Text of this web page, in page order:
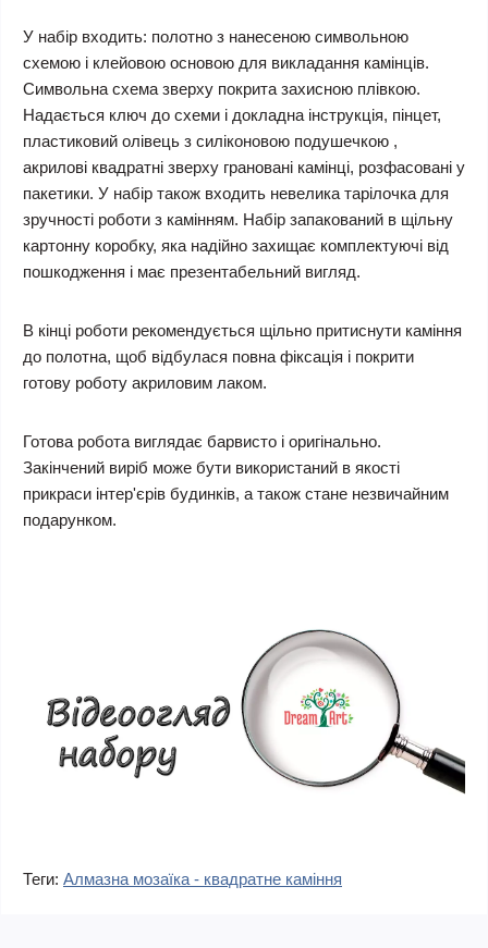
У набір входить: полотно з нанесеною символьною
схемою і клейовою основою для викладання камінців.
Символьна схема зверху покрита захисною плівкою.
Надається ключ до схеми і докладна інструкція, пінцет,
пластиковий олівець з силіконовою подушечкою ,
акрилові квадратні зверху грановані камінці, розфасовані у
пакетики. У набір також входить невелика тарілочка для
зручності роботи з камінням. Набір запакований в щільну
картонну коробку, яка надійно захищає комплектуючі від
пошкодження і має презентабельний вигляд.
В кінці роботи рекомендується щільно притиснути каміння
до полотна, щоб відбулася повна фіксація і покрити
готову роботу акриловим лаком.
Готова робота виглядає барвисто і оригінально.
Закінчений виріб може бути використаний в якості
прикраси інтер'єрів будинків, а також стане незвичайним
подарунком.
Теги: Алмазна мозаїка - квадратне каміння